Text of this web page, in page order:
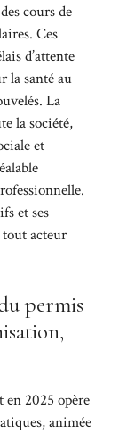
cours de
Ces
d’attente
la santé au
La
la société,
et
et ses
acteur
permis
2025 opère
animée